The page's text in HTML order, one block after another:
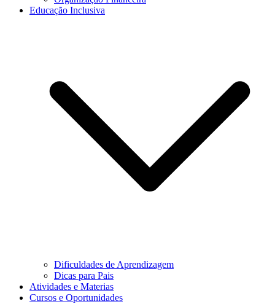
Educação Inclusiva
Dificuldades de Aprendizagem
Dicas para Pais
Atividades e Materias
Cursos e Oportunidades